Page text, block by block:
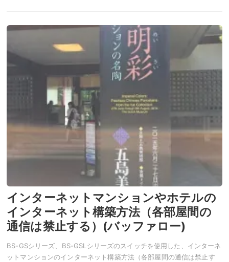
インターネットマンションやホテルの
インターネット構築方法（各部屋間の
通信は禁止する）(バッファロー)
BS-GSシリーズ、BS-GSLシリーズのスイッチを使用した、インターネ
ットマンションのインターネット構築方法（各部屋間の通信は禁止す